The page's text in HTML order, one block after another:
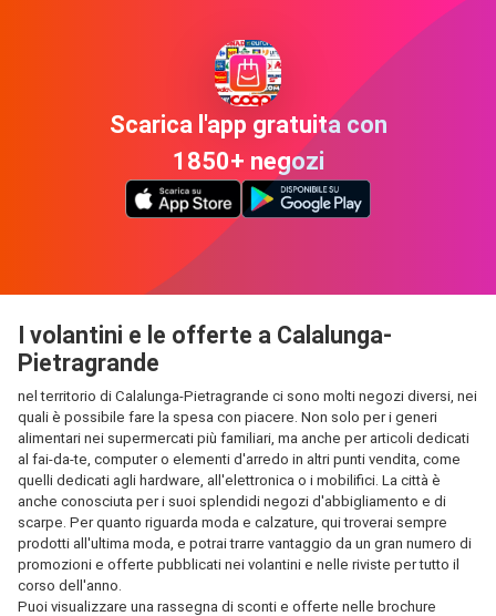
Scarica l'app gratuita con
1850+ negozi
I volantini e le offerte a Calalunga-
Pietragrande
nel territorio di Calalunga-Pietragrande ci sono molti negozi diversi, nei
quali è possibile fare la spesa con piacere. Non solo per i generi
alimentari nei supermercati più familiari, ma anche per articoli dedicati
al fai-da-te, computer o elementi d'arredo in altri punti vendita, come
quelli dedicati agli hardware, all'elettronica o i mobilifici. La città è
anche conosciuta per i suoi splendidi negozi d'abbigliamento e di
scarpe. Per quanto riguarda moda e calzature, qui troverai sempre
prodotti all'ultima moda, e potrai trarre vantaggio da un gran numero di
promozioni e offerte pubblicati nei volantini e nelle riviste per tutto il
corso dell'anno.
Puoi visualizzare una rassegna di sconti e offerte nelle brochure